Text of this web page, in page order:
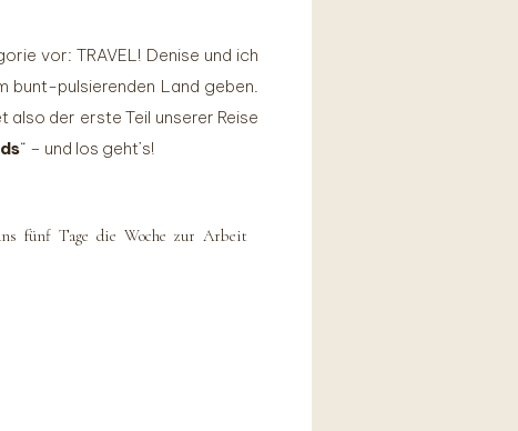
vor: TRAVEL! Denise und ich
bunt-pulsierenden Land geben.
der erste Teil unserer Reise
“ – und los geht’s!
fünf Tage die Woche zur Arbeit